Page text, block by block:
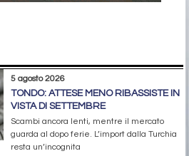
5 agosto 2026
TONDO: ATTESE MENO RIBASSISTE IN
VISTA DI SETTEMBRE
Scambi ancora lenti, mentre il mercato
guarda al dopo ferie. L’import dalla Turchia
resta un’incognita